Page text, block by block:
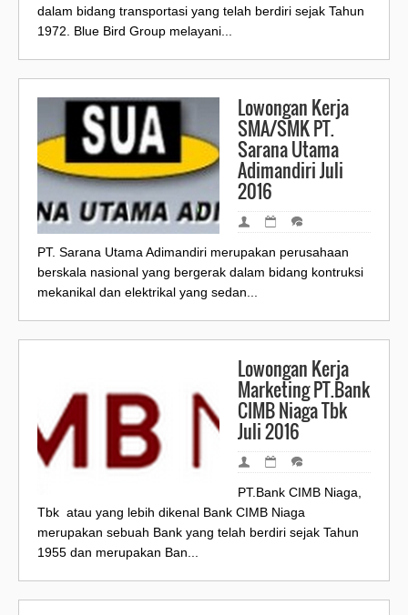
dalam bidang transportasi yang telah berdiri sejak Tahun
1972. Blue Bird Group melayani...
Lowongan Kerja
SMA/SMK PT.
Sarana Utama
Adimandiri Juli
2016
PT. Sarana Utama Adimandiri merupakan perusahaan
berskala nasional yang bergerak dalam bidang kontruksi
mekanikal dan elektrikal yang sedan...
Lowongan Kerja
Marketing PT.Bank
CIMB Niaga Tbk
Juli 2016
PT.Bank CIMB Niaga,
Tbk atau yang lebih dikenal Bank CIMB Niaga
merupakan sebuah Bank yang telah berdiri sejak Tahun
1955 dan merupakan Ban...